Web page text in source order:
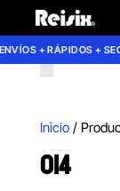
+ RÁPIDOS +
Inicio/
014